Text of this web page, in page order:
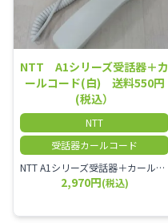
NTT A1シリーズ受話器＋カ
ールコード(白) 送料550円
(税込）
NTT
受話器カールコード
NTT A1シリーズ受話器＋カールコード セット／本商品は中古品となります。 写真では分かりにくいキズ・汚れなどの使用感があります。 経年変化で日焼けの色味が強くなる場合がございます。 予めご理解・ご了承頂きますようお願いいたします。
2,970円(税込)